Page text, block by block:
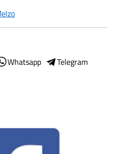
Whatsapp
Telegram